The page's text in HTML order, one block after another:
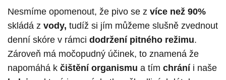
Nesmíme opomenout, že pivo se z více než 90%
skládá z vody, tudíž si jím můžeme slušně zvednout
denní skóre v rámci dodržení pitného režimu.
Zároveň má močopudný účinek, to znamená že
napomáhá k čištění organismu a tím chrání i naše